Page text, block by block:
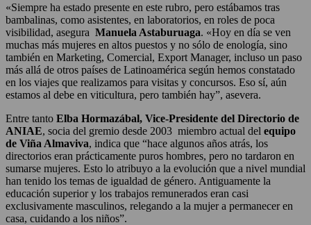
«Siempre ha estado presente en este rubro, pero estábamos tras
bambalinas, como asistentes, en laboratorios, en roles de poca
visibilidad, asegura Manuela Astaburuaga. «Hoy en día se ven
muchas más mujeres en altos puestos y no sólo de enología, sino
también en Marketing, Comercial, Export Manager, incluso un paso
más allá de otros países de Latinoamérica según hemos constatado
en los viajes que realizamos para visitas y concursos. Eso sí, aún
estamos al debe en viticultura, pero también hay”, asevera.
Entre tanto Elba Hormazábal, Vice-Presidente del Directorio de
ANIAE, socia del gremio desde 2003 miembro actual del equipo
de Viña Almaviva, indica que “hace algunos años atrás, los
directorios eran prácticamente puros hombres, pero no tardaron en
sumarse mujeres. Esto lo atribuyo a la evolución que a nivel mundial
han tenido los temas de igualdad de género. Antiguamente la
educación superior y los trabajos remunerados eran casi
exclusivamente masculinos, relegando a la mujer a permanecer en
casa, cuidando a los niños”.